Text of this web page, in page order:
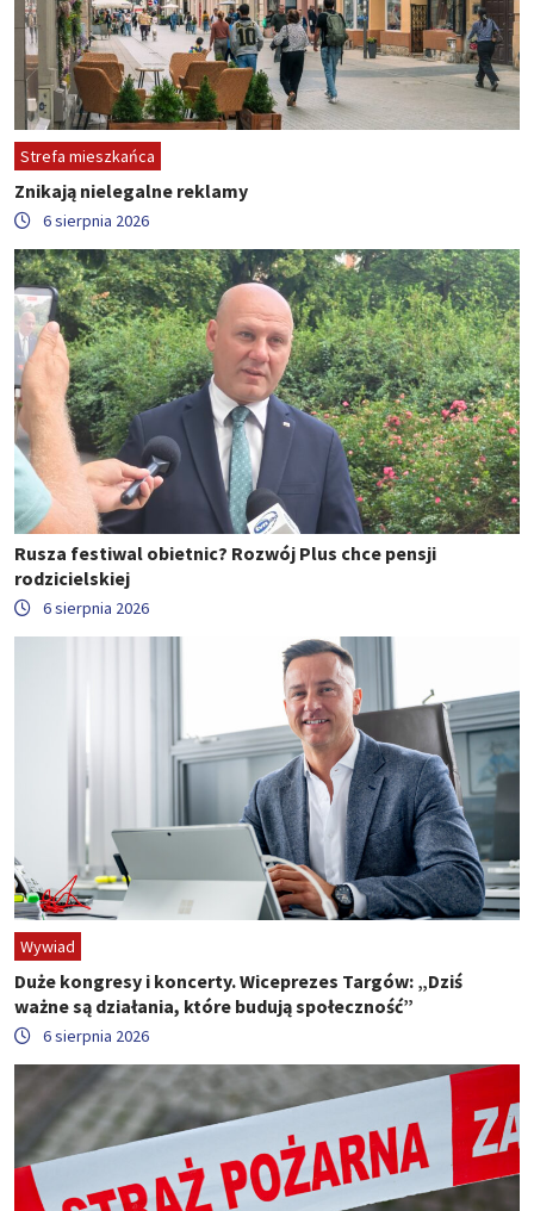
Strefa mieszkańca
Znikają nielegalne reklamy
6 sierpnia 2026
Rusza festiwal obietnic? Rozwój Plus chce pensji
rodzicielskiej
6 sierpnia 2026
Wywiad
Duże kongresy i koncerty. Wiceprezes Targów: „Dziś
ważne są działania, które budują społeczność”
6 sierpnia 2026